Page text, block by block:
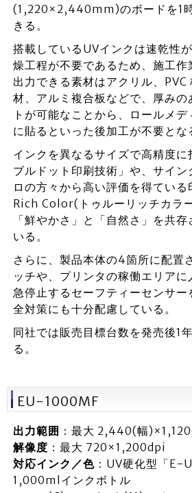
(1,220×2,440mm)のボードを1
きる。
搭載しているUVインクは速乾性
燥工程が不要であるため、施工作
出力できる素材はアクリル、PVC
材、アルミ複合板などで、厚みの
トが可能なことから、ロールメ
に貼るといった後加工が不要とな
インクを異なるサイズで高精度に
ブルドット印刷技術」や、サイ
ロの方々から高い評価を得てい
Rich Color(トゥルーリッチカラ
「鮮やかさ」と「自然さ」を共
いる。
さらに、製品本体の4箇所に配置
ッチや、プリンタの稼働エリア
急停止するセーフティーセンサ
全対策にも十分配慮している。
同社では販売目標台数を発売後1
る。
EU-1000MF
出力範囲 ：最大 2,440(幅
解像度 ：最大 720×1,200dpi
対応インク／色：UV硬化型「E-
1,000mlインクボトル